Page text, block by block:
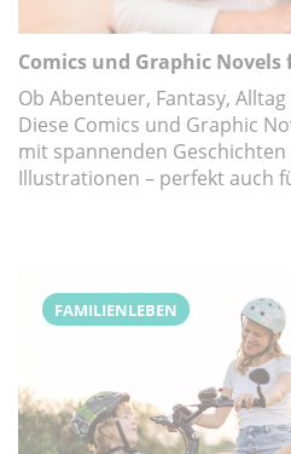
Comics und Graphic
Ob Abenteuer, Fantasy,
Diese Comics und Graphic
mit spannenden
Illustrationen – perfekt auch
FAMILIENLEBEN